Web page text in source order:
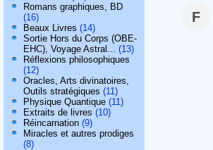
Romans graphiques, BD
(16)
Beaux Livres (14)
Sortie Hors du Corps (OBE-
EHC), Voyage Astral... (13)
Réflexions philosophiques
(12)
Oracles, Arts divinatoires,
Outils stratégiques (11)
Physique Quantique (11)
Extraits de livres (10)
Réincarnation (9)
Miracles et autres prodiges
(8)
F